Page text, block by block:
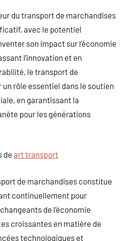
du transport de marchandises
avec le potentiel
son impact sur l’économie
l’innovation et en
le transport de
rôle essentiel dans le soutien
en garantissant la
pour les générations
de art transport
de marchandises constitue
continuellement pour
de l’économie
croissantes en matière de
technologiques et